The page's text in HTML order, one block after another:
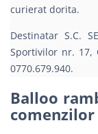
curierat dorita.
Destinatar S.C.
Sportivilor nr. 17,
0770.679.940.
Balloo